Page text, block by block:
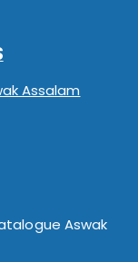
Assalam
Aswak